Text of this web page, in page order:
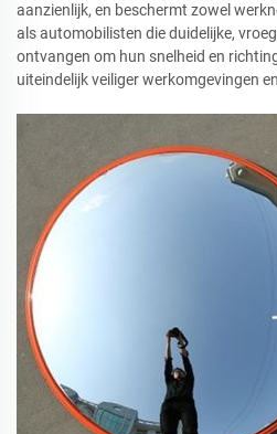
aanzienlijk, en beschermt zowel
als automobilisten die duidelijke,
ontvangen om hun snelheid en
uiteindelijk veiliger werkomgevingen